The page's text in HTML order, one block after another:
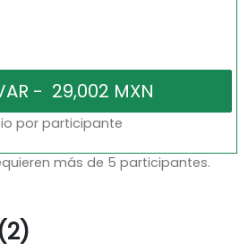
por participante
más de 5 participantes.